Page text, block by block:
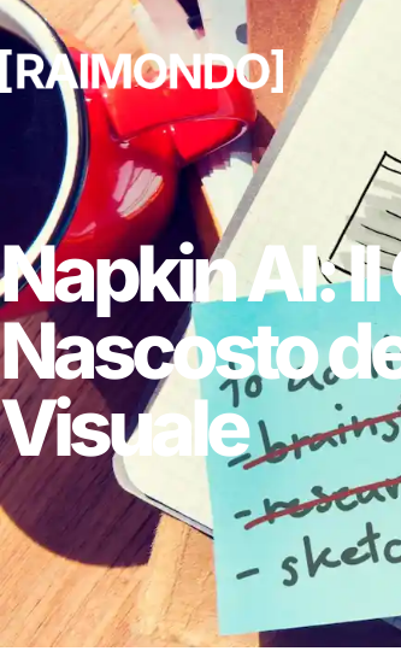
Napkin AI:
Nascosto
Visuale